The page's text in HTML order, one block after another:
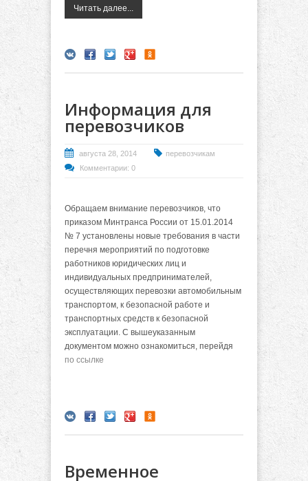
Читать далее...
Информация для
перевозчиков
августа 28, 2014
перевозчикам
Комментарии: 0
Обращаем внимание перевозчиков, что
приказом Минтранса России от 15.01.2014
№ 7 установлены новые требования в части
перечня мероприятий по подготовке
работников юридических лиц и
индивидуальных предпринимателей,
осуществляющих перевозки автомобильным
транспортом, к безопасной работе и
транспортных средств к безопасной
эксплуатации. С вышеуказанным
документом можно ознакомиться, перейдя
по ссылке
Временное